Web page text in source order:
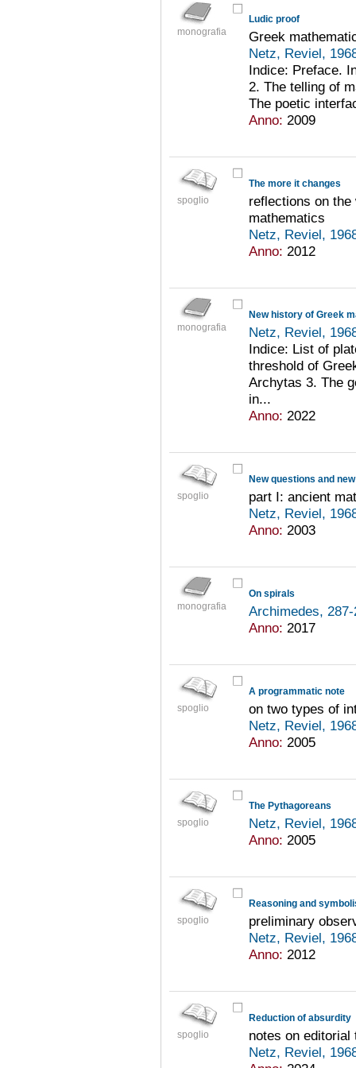
monografia
Ludic proof
Greek
Netz, Reviel,
Indice: Preface.
2. The telling of
The poetic
Anno: 2009
spoglio
The more it changes
reflections on
mathematics
Netz, Reviel,
Anno: 2012
monografia
New history of Greek
Netz, Reviel,
Indice: List of
threshold of
Archytas 3. The
in...
Anno: 2022
spoglio
New questions and
part I: ancient
Netz, Reviel,
Anno: 2003
monografia
On spirals
Archimedes,
Anno: 2017
spoglio
A programmatic note
on two types of
Netz, Reviel,
Anno: 2005
spoglio
The Pythagoreans
Netz, Reviel,
Anno: 2005
spoglio
Reasoning and
preliminary
Netz, Reviel,
Anno: 2012
spoglio
Reduction of absurdity
notes on
Netz, Reviel,